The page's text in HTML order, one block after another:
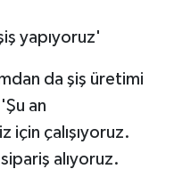
yapıyoruz'
da şiş üretimi
an
çalışıyoruz.
alıyoruz.